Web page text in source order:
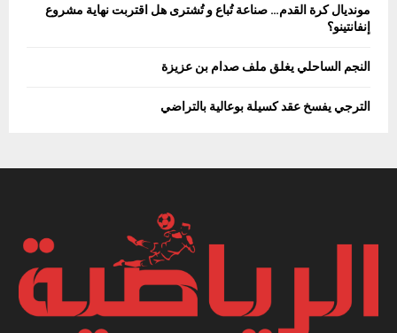
مونديال كرة القدم… صناعة تُباع و تُشترى هل اقتربت نهاية مشروع
إنفانتينو؟
النجم الساحلي يغلق ملف صدام بن عزيزة
الترجي يفسخ عقد كسيلة بوعالية بالتراضي